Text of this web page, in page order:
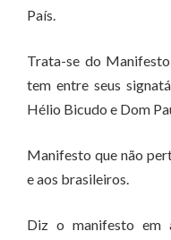
País.
Trata-se do
tem entre seus
Hélio Bicudo e Dom
Manifesto que não
e aos brasileiros.
Diz o manifesto em